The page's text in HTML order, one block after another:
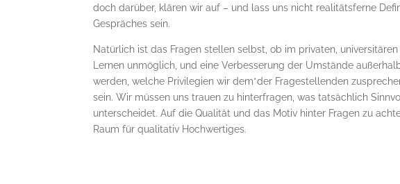
doch darüber, klären wir auf – und lass uns nicht realitätsferne
Gespräches sein.
Natürlich ist das Fragen stellen selbst, ob im privaten,
Lernen unmöglich, und eine Verbesserung der Umstände
werden, welche Privilegien wir dem*der Fragestellenden
sein. Wir müssen uns trauen zu hinterfragen, was tatsächlich
unterscheidet. Auf die Qualität und das Motiv hinter Fragen zu
Raum für qualitativ Hochwertiges.